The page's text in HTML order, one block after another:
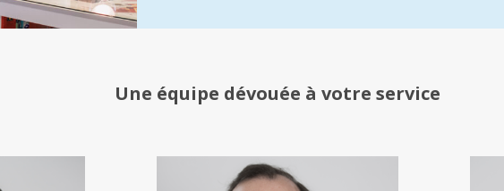
Une équipe dévouée à votre service